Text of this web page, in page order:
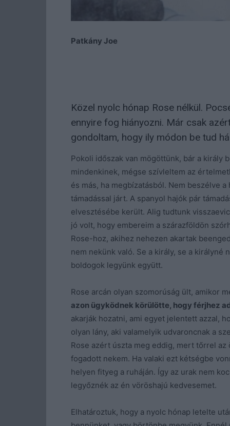
Patkány Joe
Közel nyolc hónap Rose nélkül.
ennyire fog hiányozni. Már csak
gondoltam, hogy ily módon be tud
Pokoli időszak van mögöttünk, bár a király
mindenkinek, mégse szívleltem az
és más, ha megbízatásból. Nem beszélve
támadással járt. A spanyol hajók pár
elvesztésébe került. Alig tudtunk
jó volt, hogy embereim a szárazföldön
Rose-hoz, akihez nehezen akartak
nem nekünk való. Se a király, se a királyné
boldogok legyünk együtt.
Rose arcán olyan szomorúság ült, amikor
azon ügyködnek körülötte, hogy férjhez
akarják hozatni, ami egyet jelentett azzal,
olyan lány, aki valamelyik udvaroncnak a
Rose azért úszta meg eddig, mert tőrrel
fogadott nekem. Ha valaki ezt kétségbe
helyen fityeg a ruháján. Így az urak nem
legyőznék az én vöröshajú kedvesemet.
Elhatároztuk, hogy a nyolc hónap letelte